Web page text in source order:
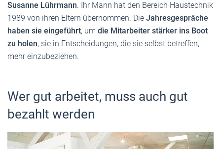
Susanne Lührmann. Ihr Mann hat den Bereich Haustechnik
1989 von ihren Eltern übernommen. Die Jahresgespräche
haben sie eingeführt, um die Mitarbeiter stärker ins Boot
zu holen, sie in Entscheidungen, die sie selbst betreffen,
mehr einzubeziehen.
Wer gut arbeitet, muss auch gut
bezahlt werden